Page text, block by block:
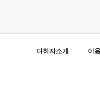
다하자소개 이